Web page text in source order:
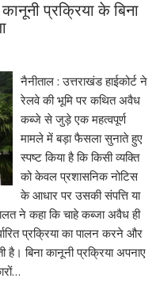
प्रक्रिया के बिना
नैनीताल : उत्तराखंड हाईकोर्ट ने
रेलवे की भूमि पर कथित अवैध
कब्जे से जुड़े एक महत्वपूर्ण
मामले में बड़ा फैसला सुनाते हुए
स्पष्ट किया है कि किसी व्यक्ति
को केवल प्रशासनिक नोटिस
के आधार पर उसकी संपत्ति या
ने कहा कि चाहे कब्जा अवैध ही
प्रक्रिया का पालन करने और
बिना कानूनी प्रक्रिया अपनाए